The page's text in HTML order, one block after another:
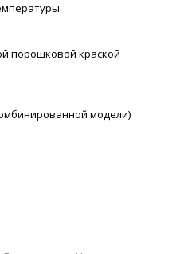
порошковой краской
модели)